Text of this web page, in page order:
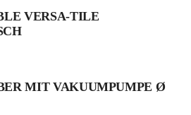
VERSA-TILE
MIT VAKUUMPUMPE Ø